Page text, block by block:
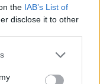
the IAB’s List of
disclose it to other
or more Google
You may click to